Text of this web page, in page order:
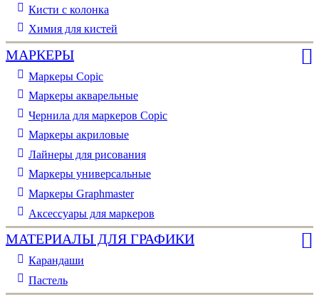
Кисти с колонка
Химия для кистей
МАРКЕРЫ
Маркеры Copic
Маркеры акварельные
Чернила для маркеров Copic
Маркеры акриловые
Лайнеры для рисования
Маркеры универсальные
Маркеры Graphmaster
Аксессуары для маркеров
МАТЕРИАЛЫ ДЛЯ ГРАФИКИ
Карандаши
Пастель